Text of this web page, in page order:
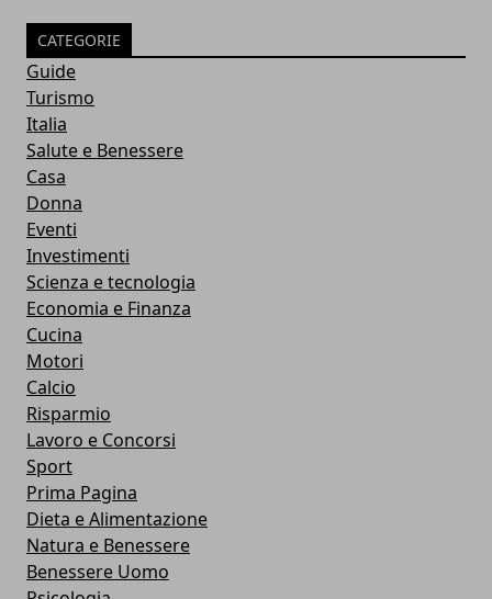
CATEGORIE
Guide
Turismo
Italia
Salute e Benessere
Casa
Donna
Eventi
Investimenti
Scienza e tecnologia
Economia e Finanza
Cucina
Motori
Calcio
Risparmio
Lavoro e Concorsi
Sport
Prima Pagina
Dieta e Alimentazione
Natura e Benessere
Benessere Uomo